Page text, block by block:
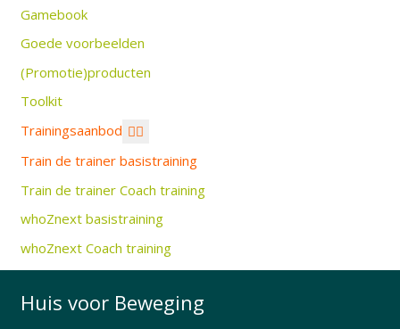
Gamebook
Goede voorbeelden
(Promotie)producten
Toolkit
Trainingsaanbod
Train de trainer basistraining
Train de trainer Coach training
whoZnext basistraining
whoZnext Coach training
Huis voor Beweging